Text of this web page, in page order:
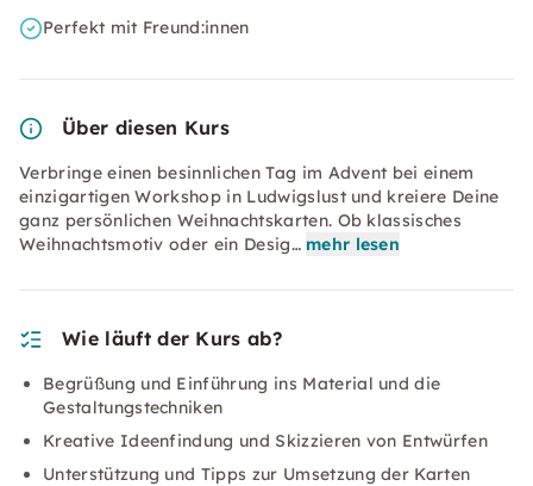
Perfekt mit Freund:innen
Über diesen Kurs
Verbringe einen besinnlichen Tag im Advent bei einem
einzigartigen Workshop in Ludwigslust und kreiere Deine
ganz persönlichen Weihnachtskarten. Ob klassisches
Weihnachtsmotiv oder ein Desig… mehr lesen
Wie läuft der Kurs ab?
Begrüßung und Einführung ins Material und die
Gestaltungstechniken
Kreative Ideenfindung und Skizzieren von Entwürfen
Unterstützung und Tipps zur Umsetzung der Karten